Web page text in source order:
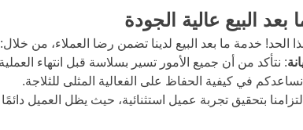
البيع عالية الجودة
الحد! خدمة ما بعد البيع لدينا تضمن رضا العملاء، من خلال:
: نتأكد من أن جميع الأمور تسير بسلاسة قبل انتهاء
في كيفية الحفاظ على الفعالية المثلى للثلاجة.
بتحقيق تجربة عميل استثنائية، حيث يظل العميل دائمًا